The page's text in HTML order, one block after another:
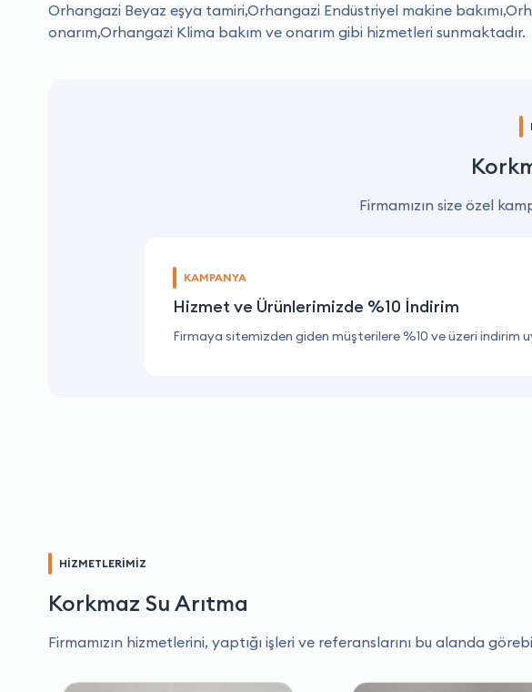
Orhangazi Beyaz eşya tamiri,Orhangazi Endüstriyel makine
onarım,Orhangazi Klima bakım ve onarım gibi hizmetleri sunmaktadır.
Firmamızın size özel
KAMPANYA
Hizmet ve Ürünlerimizde %10 İndirim
Firmaya sitemizden giden müşterilere %10 ve üzeri indirim
HİZMETLERİMİZ
Korkmaz Su Arıtma
Firmamızın hizmetlerini, yaptığı işleri ve referanslarını bu alanda